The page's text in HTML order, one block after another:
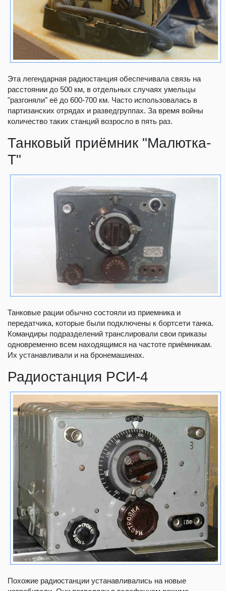
Эта легендарная радиостанция обеспечивала связь на
расстоянии до 500 км, в отдельных случаях умельцы
"разгоняли" её до 600-700 км. Часто использовалась в
партизанских отрядах и разведгруппах. За время войны
количество таких станций возросло в пять раз.
Танковый приёмник "Малютка-
Т"
Танковые рации обычно состояли из приемника и
передатчика, которые были подключены к бортсети танка.
Командиры подразделений транслировали свои приказы
одновременно всем находящимся на частоте приёмникам.
Их устанавливали и на бронемашинах.
Радиостанция РСИ-4
Похожие радиостанции устанавливались на новые